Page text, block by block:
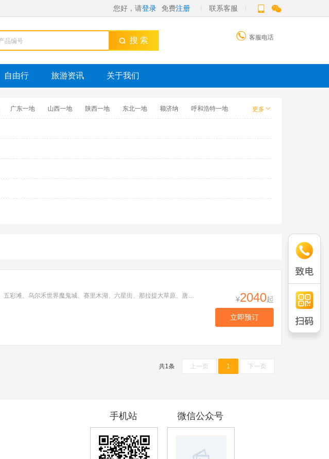
您好，请登录 免费注册 联系客服
搜 索  客服电话
自由行 旅游资讯 关于我们
广东一地 山西一地 陕西一地 东北一地 额济纳
呼和浩特一地
更多
天山天池、可可托海、伊雷木湖、331国道、阿禾公路、禾木、喀纳斯、五彩滩、乌尔禾世界魔鬼城、赛里木湖、六星街、那拉提大草原、唐布拉百里画廊、独库公路双飞10日游 ¥2040起
立即预订
共1条 上一页 1 下一页
手机站 微信公众号